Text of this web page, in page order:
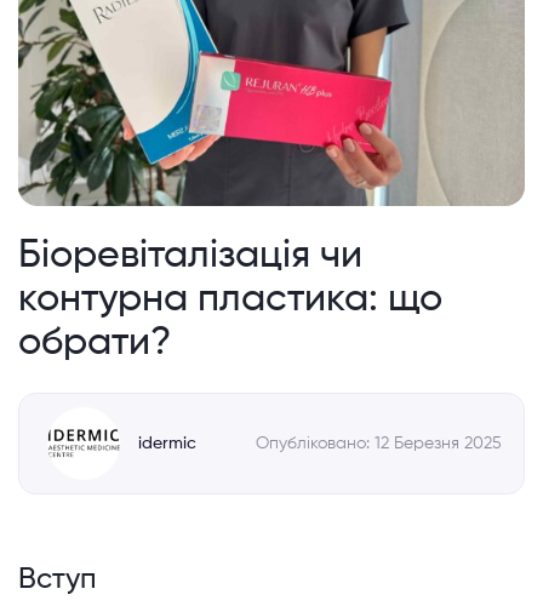
Біоревіталізація чи
контурна пластика: що
обрати?
idermic Опубліковано: 12 Березня 2025
Вступ